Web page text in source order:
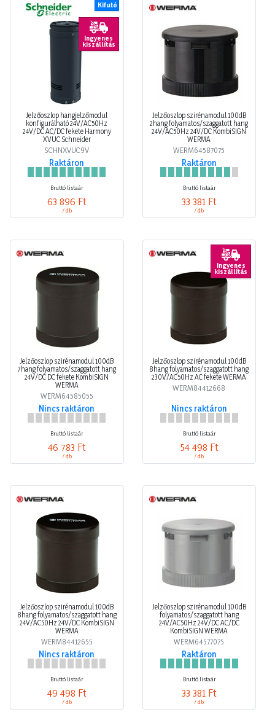
Kifutó
Ingyenes
kiszállítás
Jelzőoszlop hangjelzőmodul
konfigurálható 24V/AC50Hz
24V/DC AC/DC fekete Harmony
XVUC Schneider
SCHNXVUC9V
Raktáron
Bruttó listaár
63 896 Ft
/ db
Jelzőoszlop szirénamodul 100dB
2hang folyamatos/szaggatott hang
24V/AC50Hz 24V/DC KombiSIGN
WERMA
WERM64587075
Raktáron
Bruttó listaár
33 381 Ft
/ db
Jelzőoszlop szirénamodul 100dB
7hang folyamatos/szaggatott hang
24V/DC DC fekete KombiSIGN
WERMA
WERM64585055
Nincs raktáron
Bruttó listaár
46 783 Ft
/ db
Ingyenes
kiszállítás
Jelzőoszlop szirénamodul 100dB
8hang folyamatos/szaggatott hang
230V/AC50Hz AC fekete WERMA
WERM84412668
Nincs raktáron
Bruttó listaár
54 498 Ft
/ db
Jelzőoszlop szirénamodul 100dB
8hang folyamatos/szaggatott hang
24V/AC50Hz 24V/DC KombiSIGN
WERMA
WERM84412655
Nincs raktáron
Bruttó listaár
49 498 Ft
/ db
Jelzőoszlop szirénamodul 100dB
folyamatos/szaggatott hang
24V/AC50Hz 24V/DC AC/DC
KombiSIGN WERMA
WERM64577075
Raktáron
Bruttó listaár
33 381 Ft
/ db